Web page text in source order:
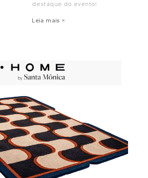
destaque do evento!
Leia mais »